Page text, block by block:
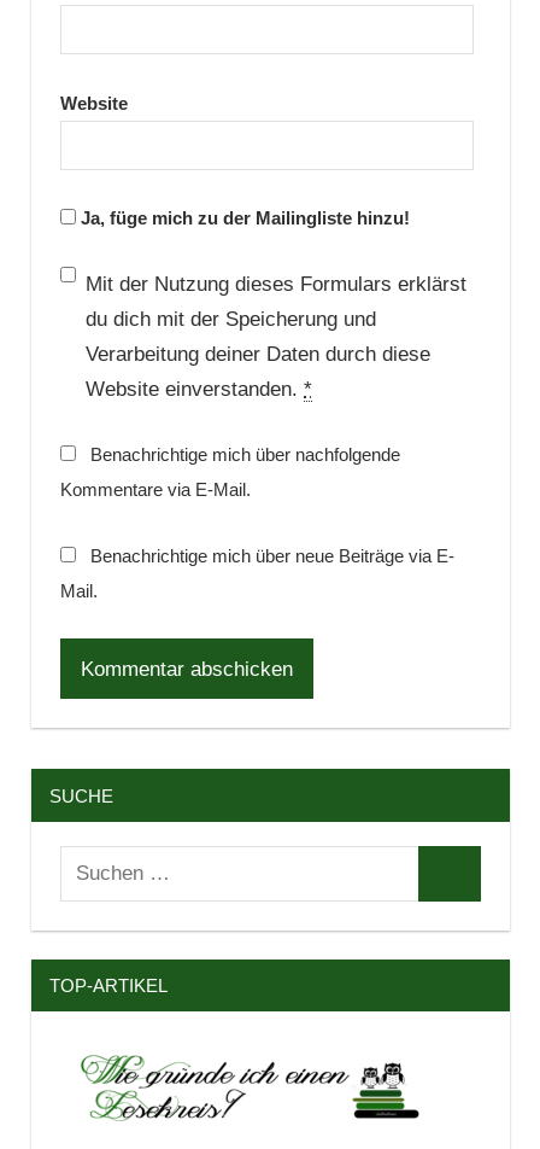
Website
Ja, füge mich zu der Mailingliste hinzu!
Mit der Nutzung dieses Formulars erklärst
du dich mit der Speicherung und
Verarbeitung deiner Daten durch diese
Website einverstanden. *
Benachrichtige mich über nachfolgende
Kommentare via E-Mail.
Benachrichtige mich über neue Beiträge via E-
Mail.
SUCHE
Suchen
TOP-ARTIKEL